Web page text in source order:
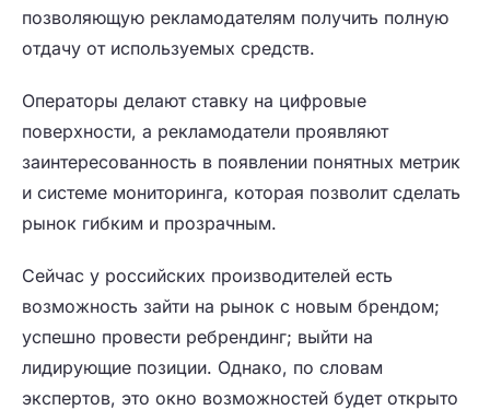
позволяющую рекламодателям получить полную
отдачу от используемых средств.
Операторы делают ставку на цифровые
поверхности, а рекламодатели проявляют
заинтересованность в появлении понятных метрик
и системе мониторинга, которая позволит сделать
рынок гибким и прозрачным.
Сейчас у российских производителей есть
возможность зайти на рынок с новым брендом;
успешно провести ребрендинг; выйти на
лидирующие позиции. Однако, по словам
экспертов, это окно возможностей будет открыто